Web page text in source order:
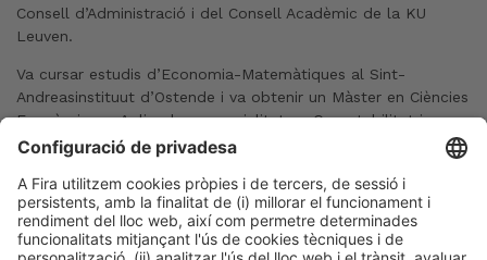
Consell d’Administració i del Consell Acadèmic de la KU
Leuven.
Va cursar estudis d’Economia-Matemàtiques al Sint-
Andreasinstituut d’Ostende i va obtenir un Màster en Ciències
Econòmiques Aplicades, especialitat en Comptabilitat i
Fiscalitat (cum laude), per la KU Leuven.
La seva visió es basa a oferir oportunitats justes perquè
totes les persones puguin desenvolupar-se. Defensa un país
ambiciós, capaç d’aspirar a ser el millor sense deixar ningú
enrere, amb una economia a escala humana compromesa